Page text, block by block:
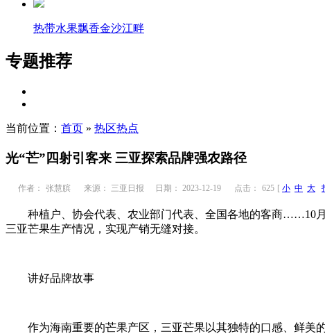
热带水果飘香金沙江畔
专题推荐
当前位置： 首页 » 热区热点
光“芒”四射引客来 三亚探索品牌强农路径
作者： 张慧膑 来源： 三亚日报 日期： 2023-12-19 点击： 625 [ 小 中 大
种植户、协会代表、农业部门代表、全国各地的客商……10
三亚芒果生产情况，实现产销无缝对接。
讲好品牌故事
作为海南重要的芒果产区，三亚芒果以其独特的口感、鲜美